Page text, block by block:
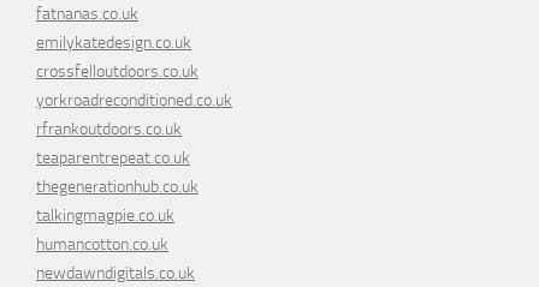
fatnanas.co.uk
emilykatedesign.co.uk
crossfelloutdoors.co.uk
yorkroadreconditioned.co.uk
rfrankoutdoors.co.uk
teaparentrepeat.co.uk
thegenerationhub.co.uk
talkingmagpie.co.uk
humancotton.co.uk
newdawndigitals.co.uk